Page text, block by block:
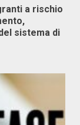
a rischio
sistema di